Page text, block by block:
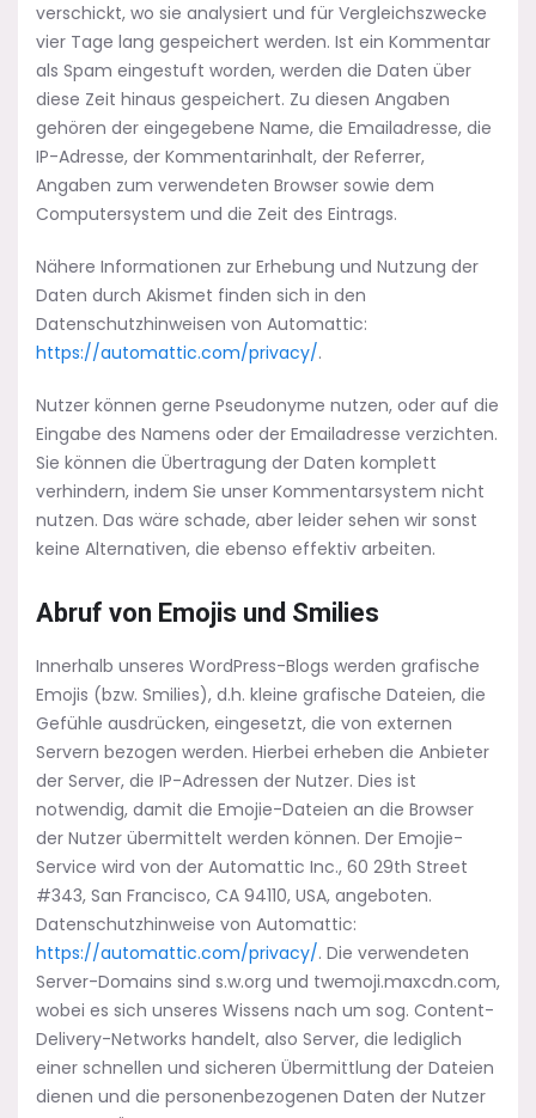
verschickt, wo sie analysiert und für Vergleichszwecke
vier Tage lang gespeichert werden. Ist ein Kommentar
als Spam eingestuft worden, werden die Daten über
diese Zeit hinaus gespeichert. Zu diesen Angaben
gehören der eingegebene Name, die Emailadresse, die
IP-Adresse, der Kommentarinhalt, der Referrer,
Angaben zum verwendeten Browser sowie dem
Computersystem und die Zeit des Eintrags.
Nähere Informationen zur Erhebung und Nutzung der
Daten durch Akismet finden sich in den
Datenschutzhinweisen von Automattic:
https://automattic.com/privacy/.
Nutzer können gerne Pseudonyme nutzen, oder auf die
Eingabe des Namens oder der Emailadresse verzichten.
Sie können die Übertragung der Daten komplett
verhindern, indem Sie unser Kommentarsystem nicht
nutzen. Das wäre schade, aber leider sehen wir sonst
keine Alternativen, die ebenso effektiv arbeiten.
Abruf von Emojis und Smilies
Innerhalb unseres WordPress-Blogs werden grafische
Emojis (bzw. Smilies), d.h. kleine grafische Dateien, die
Gefühle ausdrücken, eingesetzt, die von externen
Servern bezogen werden. Hierbei erheben die Anbieter
der Server, die IP-Adressen der Nutzer. Dies ist
notwendig, damit die Emojie-Dateien an die Browser
der Nutzer übermittelt werden können. Der Emojie-
Service wird von der Automattic Inc., 60 29th Street
#343, San Francisco, CA 94110, USA, angeboten.
Datenschutzhinweise von Automattic:
https://automattic.com/privacy/. Die verwendeten
Server-Domains sind s.w.org und twemoji.maxcdn.com,
wobei es sich unseres Wissens nach um sog. Content-
Delivery-Networks handelt, also Server, die lediglich
einer schnellen und sicheren Übermittlung der Dateien
dienen und die personenbezogenen Daten der Nutzer